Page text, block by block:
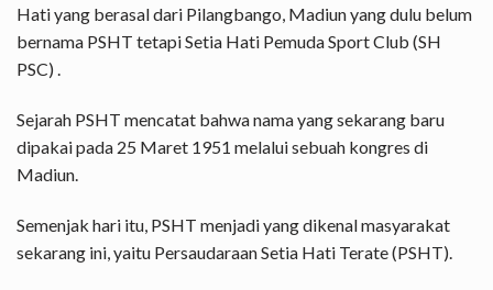
Hati yang berasal dari Pilangbango, Madiun yang dulu belum
bernama PSHT tetapi Setia Hati Pemuda Sport Club (SH
PSC) .
Sejarah PSHT mencatat bahwa nama yang sekarang baru
dipakai pada 25 Maret 1951 melalui sebuah kongres di
Madiun.
Semenjak hari itu, PSHT menjadi yang dikenal masyarakat
sekarang ini, yaitu Persaudaraan Setia Hati Terate (PSHT).